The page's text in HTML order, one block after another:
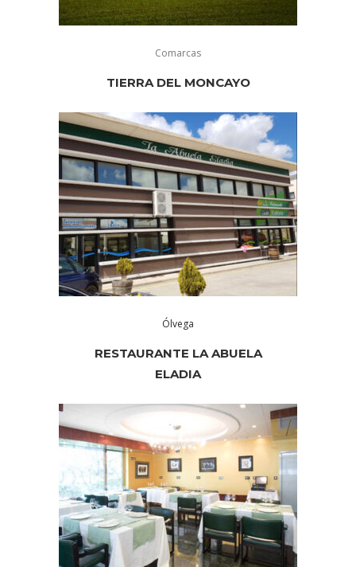
Comarcas
TIERRA DEL MONCAYO
Ólvega
RESTAURANTE LA ABUELA
ELADIA